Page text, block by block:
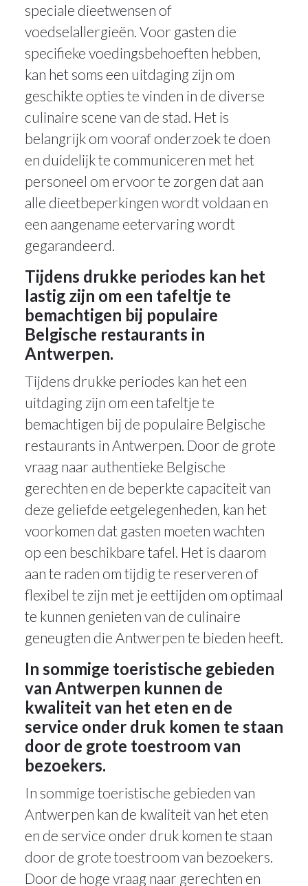
speciale dieetwensen of
voedselallergieën. Voor gasten die
specifieke voedingsbehoeften hebben,
kan het soms een uitdaging zijn om
geschikte opties te vinden in de diverse
culinaire scene van de stad. Het is
belangrijk om vooraf onderzoek te doen
en duidelijk te communiceren met het
personeel om ervoor te zorgen dat aan
alle dieetbeperkingen wordt voldaan en
een aangename eetervaring wordt
gegarandeerd.
Tijdens drukke periodes kan het
lastig zijn om een tafeltje te
bemachtigen bij populaire
Belgische restaurants in
Antwerpen.
Tijdens drukke periodes kan het een
uitdaging zijn om een tafeltje te
bemachtigen bij de populaire Belgische
restaurants in Antwerpen. Door de grote
vraag naar authentieke Belgische
gerechten en de beperkte capaciteit van
deze geliefde eetgelegenheden, kan het
voorkomen dat gasten moeten wachten
op een beschikbare tafel. Het is daarom
aan te raden om tijdig te reserveren of
flexibel te zijn met je eettijden om optimaal
te kunnen genieten van de culinaire
geneugten die Antwerpen te bieden heeft.
In sommige toeristische gebieden
van Antwerpen kunnen de
kwaliteit van het eten en de
service onder druk komen te staan
door de grote toestroom van
bezoekers.
In sommige toeristische gebieden van
Antwerpen kan de kwaliteit van het eten
en de service onder druk komen te staan
door de grote toestroom van bezoekers.
Door de hoge vraag naar gerechten en